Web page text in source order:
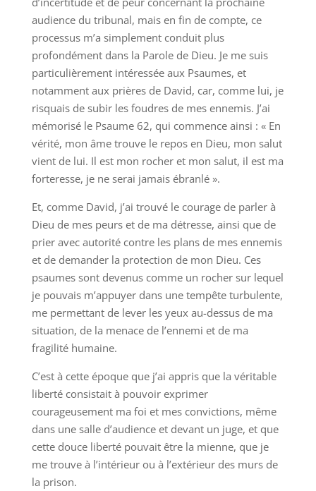
audience du tribunal, mais en fin de compte, ce
processus m’a simplement conduit plus
profondément dans la Parole de Dieu. Je me suis
particulièrement intéressée aux Psaumes, et
notamment aux prières de David, car, comme lui, je
risquais de subir les foudres de mes ennemis. J’ai
mémorisé le Psaume 62, qui commence ainsi : « En
vérité, mon âme trouve le repos en Dieu, mon salut
vient de lui. Il est mon rocher et mon salut, il est ma
forteresse, je ne serai jamais ébranlé ».
Et, comme David, j’ai trouvé le courage de parler à
Dieu de mes peurs et de ma détresse, ainsi que de
prier avec autorité contre les plans de mes ennemis
et de demander la protection de mon Dieu. Ces
psaumes sont devenus comme un rocher sur lequel
je pouvais m’appuyer dans une tempête turbulente,
me permettant de lever les yeux au-dessus de ma
situation, de la menace de l’ennemi et de ma
fragilité humaine.
C’est à cette époque que j’ai appris que la véritable
liberté consistait à pouvoir exprimer
courageusement ma foi et mes convictions, même
dans une salle d’audience et devant un juge, et que
cette douce liberté pouvait être la mienne, que je
me trouve à l’intérieur ou à l’extérieur des murs de
la prison.